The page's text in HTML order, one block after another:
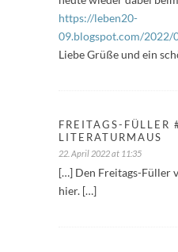
https://leben20-
09.blogspot.com/
Liebe Grüße und ein
FREITAGS-FÜLLER
LITERATURMAUS
22. April 2022 at 11:35
[…] Den Freitags-Füller
hier. […]